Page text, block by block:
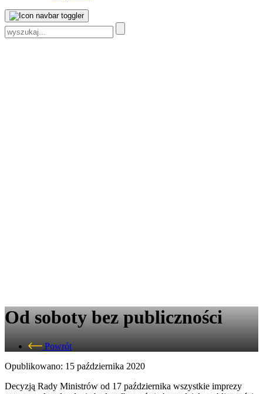
Szukaj:
Od soboty bez publiczności
Powrót
Opublikowano: 15 października 2020
Decyzją Rady Ministrów od 17 października wszystkie imprezy